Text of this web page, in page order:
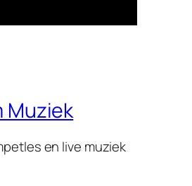
Muziek
en live muziek